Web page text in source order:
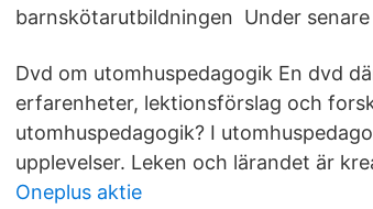
barnskötarutbildningen Under
Dvd om utomhuspedagogik En dvd
erfarenheter, lektionsförslag och
utomhuspedagogik? I
upplevelser. Leken och lärandet är
Oneplus aktie